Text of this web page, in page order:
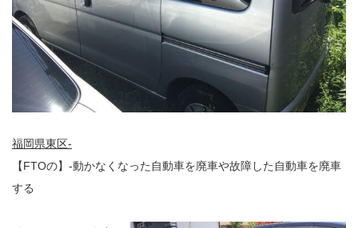
福岡県東区-
【FTOの】-動かなくなった自動車を廃車や故障した自動車を廃車
する